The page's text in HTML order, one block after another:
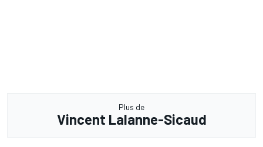
Plus de
Vincent Lalanne-Sicaud